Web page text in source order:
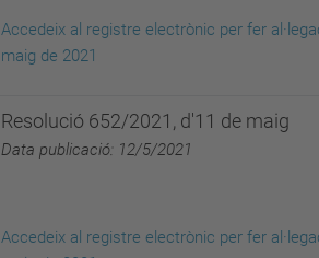
Accedeix al registre electrònic per fer
maig de 2021
Resolució 652/2021, d'11 de maig
Data publicació: 12/5/2021
Accedeix al registre electrònic per fer